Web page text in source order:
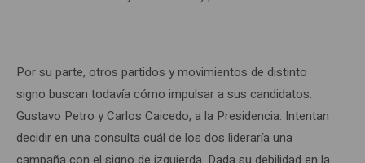
Por su parte, otros partidos y movimientos de distinto
signo buscan todavía cómo impulsar a sus candidatos:
Gustavo Petro y Carlos Caicedo, a la Presidencia. Intentan
decidir en una consulta cuál de los dos lideraría una